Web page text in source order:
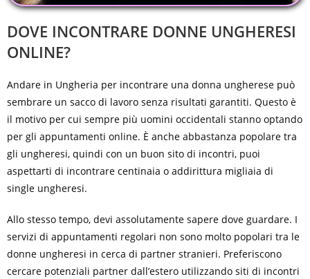
DOVE INCONTRARE DONNE UNGHERESI
ONLINE?
Andare in Ungheria per incontrare una donna ungherese può
sembrare un sacco di lavoro senza risultati garantiti. Questo è
il motivo per cui sempre più uomini occidentali stanno optando
per gli appuntamenti online. È anche abbastanza popolare tra
gli ungheresi, quindi con un buon sito di incontri, puoi
aspettarti di incontrare centinaia o addirittura migliaia di
single ungheresi.
Allo stesso tempo, devi assolutamente sapere dove guardare. I
servizi di appuntamenti regolari non sono molto popolari tra le
donne ungheresi in cerca di partner stranieri. Preferiscono
cercare potenziali partner dall’estero utilizzando siti di incontri